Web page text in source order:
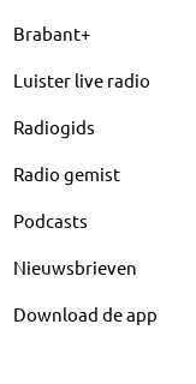
Brabant+
Luister live radio
Radiogids
Radio gemist
Podcasts
Nieuwsbrieven
Download de app